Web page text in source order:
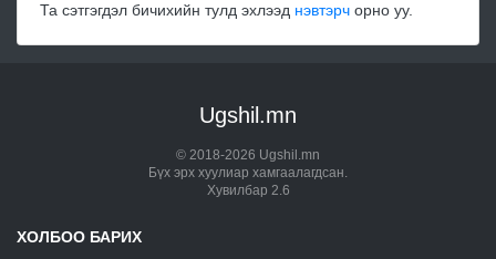
Та сэтгэгдэл бичихийн тулд эхлээд нэвтэрч орно уу.
Ugshil.mn
© 2018-2026 Ugshil.mn
Бүх эрх хуулиар хамгаалагдсан.
Хувилбар 2.6
ХОЛБОО БАРИХ